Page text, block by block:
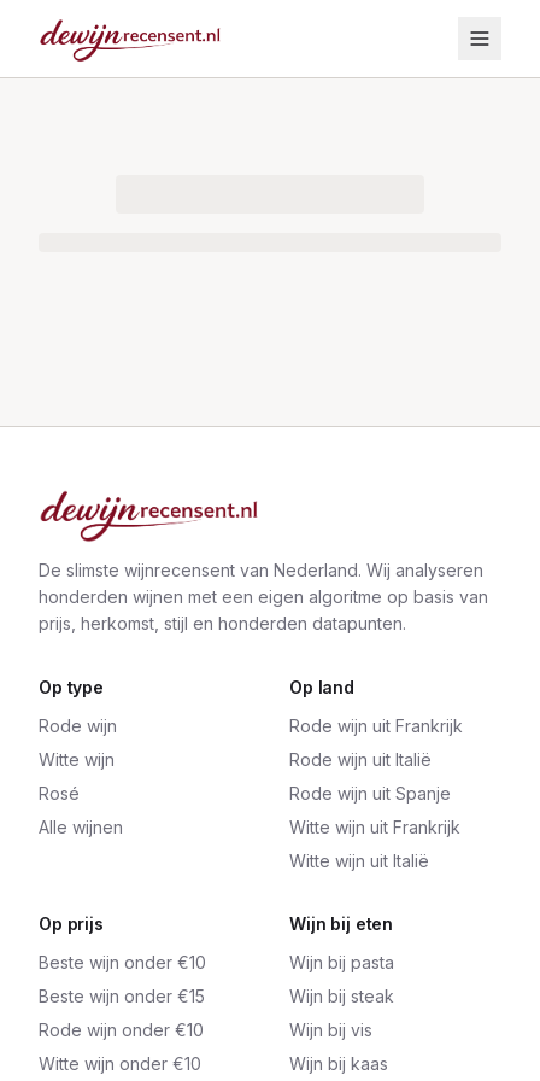
De slimste wijnrecensent van Nederland. Wij analyseren
honderden wijnen met een eigen algoritme op basis van
prijs, herkomst, stijl en honderden datapunten.
Op type
Rode wijn
Witte wijn
Rosé
Alle wijnen
Op land
Rode wijn uit Frankrijk
Rode wijn uit Italië
Rode wijn uit Spanje
Witte wijn uit Frankrijk
Witte wijn uit Italië
Op prijs
Beste wijn onder €10
Beste wijn onder €15
Rode wijn onder €10
Witte wijn onder €10
Wijn bij eten
Wijn bij pasta
Wijn bij steak
Wijn bij vis
Wijn bij kaas